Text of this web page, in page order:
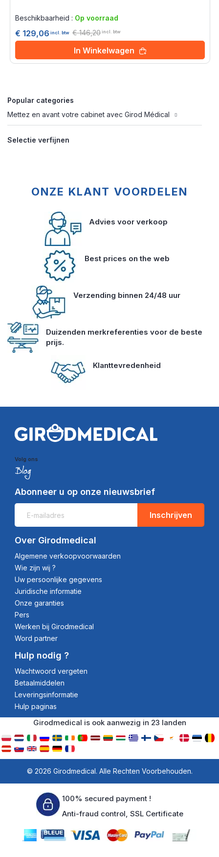
Beschikbaarheid : Op voorraad
€ 129,06 incl. btw € 146,20incl. btw
In Winkelwagen
Popular categories
Mettez en avant votre cabinet avec Girod Médical
Selectie verfijnen
ONZE KLANT VOORDELEN
Advies voor verkoop
Best prices on the web
Verzending binnen 24/48 uur
Duizenden merkreferenties voor de beste
prijs.
Klanttevredenheid
Volg ons
Abonneer u op onze nieuwsbrief
Inschrijven
Over Girodmedical
Algemene verkoopvoorwaarden
Wie zijn wij ?
Uw persoonlijke gegevens
Juridische informatie
Onze garanties
Pers
Werken bij Girodmedical
Word partner
Hulp nodig ?
Wachtwoord vergeten
Betaalmiddelen
Leveringsinformatie
Hulp paginas
Girodmedical is ook aanwezig in 23 landen
© 2026 Girodmedical. Alle Rechten Voorbehouden.
100% secured payment !
Anti-fraud control, SSL Certificate